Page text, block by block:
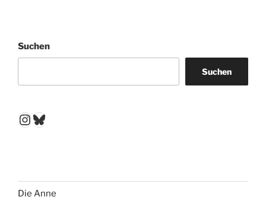
Suchen
Suchen
Instagram
Bluesky
Die Anne